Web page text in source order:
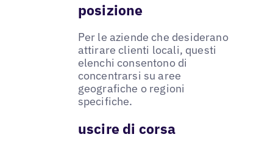
posizione
Per le aziende che desiderano
attirare clienti locali, questi
elenchi consentono di
concentrarsi su aree
geografiche o regioni
specifiche.
uscire di corsa